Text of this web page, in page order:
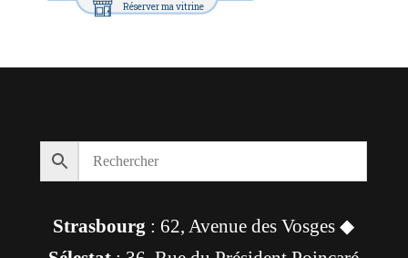
Réserver ma vitrine
Strasbourg : 62, Avenue des Vosges ◆